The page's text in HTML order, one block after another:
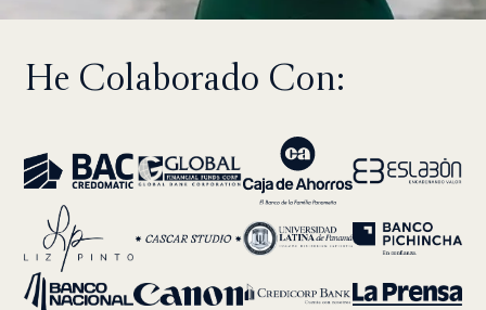
He Colaborado Con: